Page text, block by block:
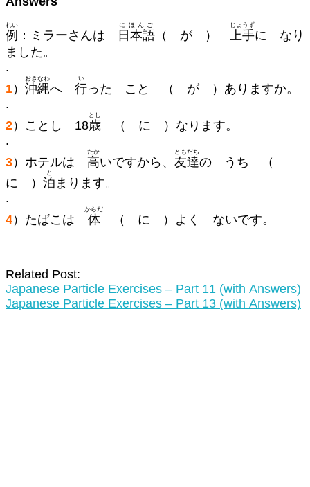
例
れい
：ミラーさんは 日本語
にほんご
（ が ） 上手
じょうず
に なり
ました。
.
1） 沖縄
おきなわ
へ 行
い
った こと （ が ）ありますか。
.
2）ことし 18歳
とし
（ に ）なります。
.
3）ホテルは 高
たか
いですから、 友達
ともだち
の うち （
に ） 泊
と
まります。
.
4）たばこは 体
からだ
（ に ）よく ないです。
Related Post:
Japanese Particle Exercises – Part 11 (with Answers)
Japanese Particle Exercises – Part 13 (with Answers)